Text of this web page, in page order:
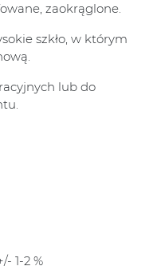
zaokrąglone.
szkło, w którym
lub do
1-2 %